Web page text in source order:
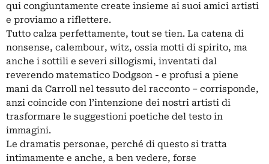
qui congiuntamente create insieme ai suoi amici artisti
e proviamo a riflettere.
Tutto calza perfettamente, tout se tien. La catena di
nonsense, calembour, witz, ossia motti di spirito, ma
anche i sottili e severi sillogismi, inventati dal
reverendo matematico Dodgson - e profusi a piene
mani da Carroll nel tessuto del racconto – corrisponde,
anzi coincide con l’intenzione dei nostri artisti di
trasformare le suggestioni poetiche del testo in
immagini.
Le dramatis personae, perché di questo si tratta
intimamente e anche, a ben vedere, forse